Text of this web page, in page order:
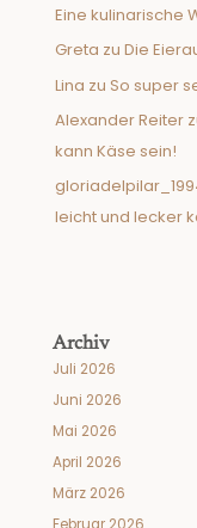
Eine kulinarische
Greta zu Die
Lina zu So super
Alexander Reiter
kann Käse sein!
leicht und lecker
Archiv
Juli 2026
Juni 2026
Mai 2026
April 2026
März 2026
Februar 2026